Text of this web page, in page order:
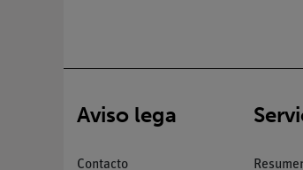
Aviso lega
Contacto